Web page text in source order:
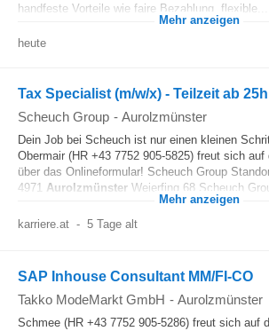
handfeste Vorteile wie faire Bezahlung, flexible...
Mehr anzeigen
heute
Tax Specialist (m/w/x) - Teilzeit ab
Scheuch Group - Aurolzmünster
Dein Job bei Scheuch ist nur einen kleinen
Obermair (HR +43 7752 905-5825) freut sich auf
über das Onlineformular! Scheuch Group
4971 Aurolzmünster Weierfing 68 Scheuch
Mehr anzeigen
karriere.at - 5 Tage alt
SAP Inhouse Consultant MM/FI-CO
Takko ModeMarkt GmbH - Aurolzmünster
Schmee (HR +43 7752 905-5286) freut sich auf